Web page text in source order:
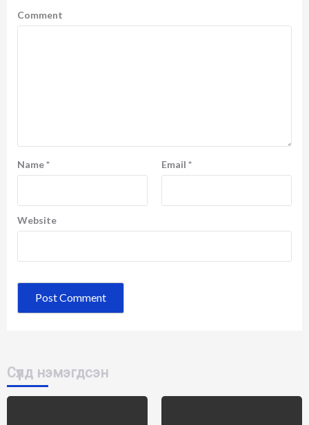
Comment
Name* Email *
Website
Сүүлд нэмэгдсэн